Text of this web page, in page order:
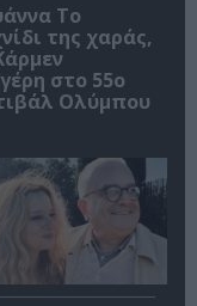
Το
της χαράς,
στο 55ο
Ολύμπου